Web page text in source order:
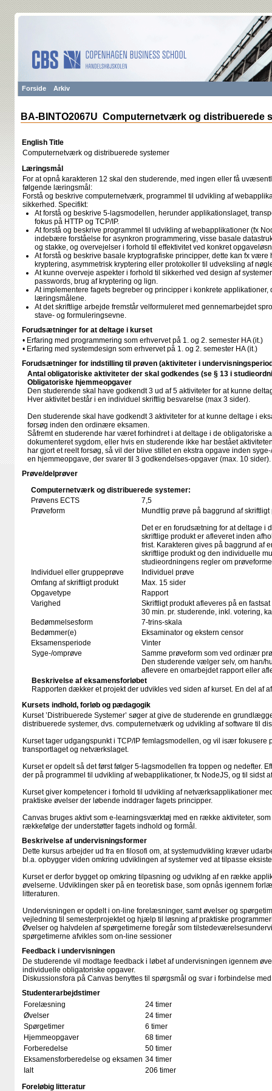
Forside Arkiv
BA-BINTO2067U Computernetværk og distribuerede
English Title
Computernetværk og distribuerede systemer
Læringsmål
For at opnå karakteren 12 skal den studerende, med ingen eller få
følgende læringsmål:
Forstå og beskrive computernetværk, programmel til udvikling af
sikkerhed. Specifikt:
At forstå og beskrive 5-lagsmodellen, herunder applikationslaget,
fokus på HTTP og TCP/IP.
At forstå og beskrive programmel til udvikling af webapplikationer (fx
indebære forståelse for asynkron programmering, visse basale
og stakke, og overvejelser i forhold til effektivitet ved konkret
At forstå og beskrive basale kryptografiske principper, dette kan fx være
kryptering, asymmetrisk kryptering eller protokoller til udveksling af
At kunne overveje aspekter i forhold til sikkerhed ved design af
passwords, brug af kryptering og lign.
At implementere fagets begreber og principper i konkrete applikationer,
læringsmålene.
At det skriftlige arbejde fremstår velformuleret med gennemarbejdet
stave- og formuleringsevne.
Forudsætninger for at deltage i kurset
• Erfaring med programmering som erhvervet på 1. og 2. semester HA (it.)
• Erfaring med systemdesign som erhvervet på 1. og 2. semester HA (it.)
Forudsætninger for indstilling til prøven (aktiviteter i
Antal obligatoriske aktiviteter der skal godkendes (se § 13 i
Obligatoriske hjemmeopgaver
Den studerende skal have godkendt 3 ud af 5 aktiviteter for at kunne
Hver aktivitet består i en individuel skriftlig besvarelse (max 3 sider).
Den studerende skal have godkendt 3 aktiviteter for at kunne deltage i
forsøg inden den ordinære eksamen.
Såfremt en studerende har været forhindret i at deltage i de obligatoriske
dokumenteret sygdom, eller hvis en studerende ikke har bestået
har gjort et reelt forsøg, så vil der blive stillet en ekstra opgave inden
en hjemmeopgave, der svarer til 3 godkendelses-opgaver (max. 10 sider).
Prøve/delprøver
Computernetværk og distribuerede systemer:
Prøvens ECTS
7,5
Prøveform
Mundtlig prøve på baggrund af skriftligt
Det er en forudsætning for at deltage i
skriftlige produkt er afleveret inden
frist. Karakteren gives på baggrund af
skriftlige produkt og den individuelle
studieordningens regler om
Individuel eller gruppeprøve
Individuel prøve
Omfang af skriftligt produkt
Max. 15 sider
Opgavetype
Rapport
Varighed
Skriftligt produkt afleveres på en
30 min. pr. studerende, inkl. votering,
Bedømmelsesform
7-trins-skala
Bedømmer(e)
Eksaminator og ekstern censor
Eksamensperiode
Vinter
Syge-/omprøve
Samme prøveform som ved ordinær
Den studerende vælger selv, om han/
aflevere en omarbejdet rapport eller
Beskrivelse af eksamensforløbet
Rapporten dækker et projekt der udvikles ved siden af kurset. En del af
Kursets indhold, forløb og pædagogik
Kurset ’Distribuerede Systemer’ søger at give de studerende en
distribuerede systemer, dvs. computernetværk og udvikling af software til
Kurset tager udgangspunkt i TCP/IP femlagsmodellen, og vil især fokusere
transportlaget og netværkslaget.
Kurset er opdelt så det først følger 5-lagsmodellen fra toppen og nedefter.
der på programmel til udvikling af webapplikationer, fx NodeJS, og til sidst
Kurset giver kompetencer i forhold til udvikling af netværksapplikationer
praktiske øvelser der løbende inddrager fagets principper.
Canvas bruges aktivt som e-learningsværktøj med en række aktiviteter,
rækkefølge der understøtter fagets indhold og formål.
Beskrivelse af undervisningsformer
Dette kursus arbejder ud fra en filosofi om, at systemudvikling kræver
bl.a. opbygger viden omkring udviklingen af systemer ved at tilpasse
Kurset er derfor bygget op omkring tilpasning og udviklng af en række
øvelserne. Udviklingen sker på en teoretisk base, som opnås igennem
litteraturen.
Undervisningen er opdelt i on-line forelæsninger, samt øvelser og
vejledning til semesterprojektet og hjælp til løsning af praktiske
Øvelser og halvdelen af spørgetimerne foregår som
spørgetimerne afvikles som on-line sessioner
Feedback i undervisningen
De studerende vil modtage feedback i løbet af undervisningen igennem
individuelle obligatoriske opgaver.
Diskussionsfora på Canvas benyttes til spørgsmål og svar i forbindelse
Studenterarbejdstimer
Forelæsning
24 timer
Øvelser
24 timer
Spørgetimer
6 timer
Hjemmeopgaver
68 timer
Forberedelse
50 timer
Eksamensforberedelse og eksamen 34 timer
Ialt
206 timer
Foreløbig litteratur